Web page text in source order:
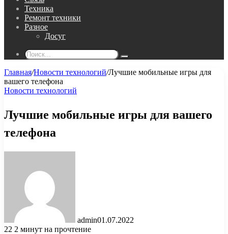
Техника
Ремонт техники
Разное
Досуг
Поиск...
Главная/Новости технологий/Лучшие мобильные игры для
вашего телефона
Новости технологий
Лучшие мобильные игры для вашего
телефона
admin01.07.2022
22 2 минут на прочтение